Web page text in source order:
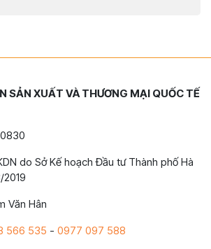
SẢN XUẤT VÀ THƯƠNG MẠI QUỐC TẾ
do Sở Kế hoạch Đầu tư Thành phố Hà
Văn Hân
566 535 - 0977 097 588